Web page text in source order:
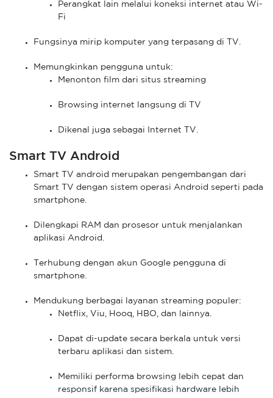
Perangkat lain melalui koneksi internet atau Wi-
Fi
Fungsinya mirip komputer yang terpasang di TV.
Memungkinkan pengguna untuk:
Menonton film dari situs streaming
Browsing internet langsung di TV
Dikenal juga sebagai Internet TV.
Smart TV Android
Smart TV android merupakan pengembangan dari
Smart TV dengan sistem operasi Android seperti pada
smartphone.
Dilengkapi RAM dan prosesor untuk menjalankan
aplikasi Android.
Terhubung dengan akun Google pengguna di
smartphone.
Mendukung berbagai layanan streaming populer:
Netflix, Viu, Hooq, HBO, dan lainnya.
Dapat di-update secara berkala untuk versi
terbaru aplikasi dan sistem.
Memiliki performa browsing lebih cepat dan
responsif karena spesifikasi hardware lebih